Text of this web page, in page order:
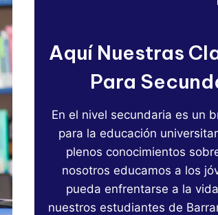
Aquí Nuestras
Para
En el nivel secundaria es un
para la educación
plenos conocimientos
nosotros educamos a los
pueda enfrentarse a la
nuestros estudiantes de